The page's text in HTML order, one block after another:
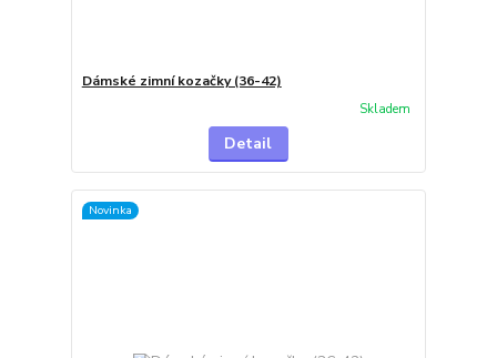
Dámské zimní kozačky (36-42)
Skladem
Detail
Novinka